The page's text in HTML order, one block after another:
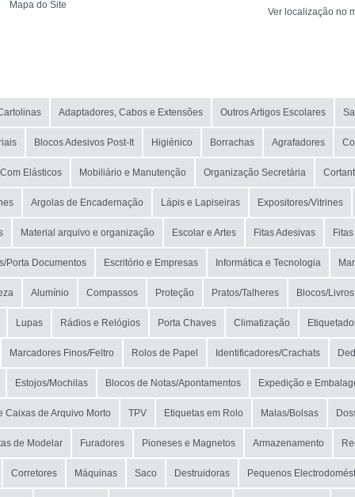
Mapa do Site
Ver localização no
Adaptadores, Cabos e Extensões Outros Artigos Escolares
Blocos Adesivos Post-It Higiénico Borrachas Agrafadores
Elásticos Mobiliário e Manutenção Organização Secretária
Argolas de Encadernação Lápis e Lapiseiras Expositores/Vitrines
Material arquivo e organização Escolar e Artes Fitas Adesivas Fitas
Porta Documentos Escritório e Empresas Informática e Tecnologia
Alumínio Compassos Proteção Pratos/Talheres Blocos/
Lupas Rádios e Relógios Porta Chaves Climatização
Marcadores Finos/Feltro Rolos de Papel Identificadores/Crachats
Estojos/Mochilas Blocos de Notas/Apontamentos Expedição e
Caixas de Arquivo Morto TPV Etiquetas em Rolo Malas/Bolsas
de Modelar Furadores Pioneses e Magnetos Armazenamento
Corretores Máquinas Saco Destruidoras Pequenos
EAN
MODELO